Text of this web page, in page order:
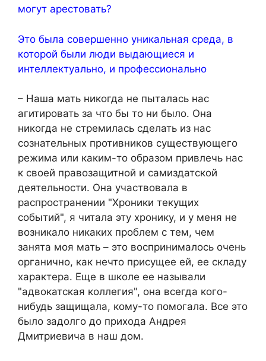
могут арестовать?
Это была совершенно уникальная среда, в
которой были люди выдающиеся и
интеллектуально, и профессионально
– Наша мать никогда не пыталась нас
агитировать за что бы то ни было. Она
никогда не стремилась сделать из нас
сознательных противников существующего
режима или каким-то образом привлечь нас
к своей правозащитной и самиздатской
деятельности. Она участвовала в
распространении "Хроники текущих
событий", я читала эту хронику, и у меня не
возникало никаких проблем с тем, чем
занята моя мать – это воспринималось очень
органично, как нечто присущее ей, ее складу
характера. Еще в школе ее называли
"адвокатская коллегия", она всегда кого-
нибудь защищала, кому-то помогала. Все это
было задолго до прихода Андрея
Дмитриевича в наш дом.